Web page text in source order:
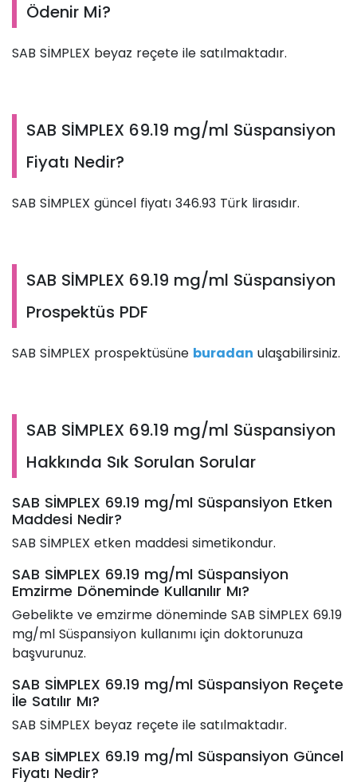
Ödenir Mi?
SAB SİMPLEX beyaz reçete ile satılmaktadır.
SAB SİMPLEX 69.19 mg/ml Süspansiyon
Fiyatı Nedir?
SAB SİMPLEX güncel fiyatı 346.93 Türk lirasıdır.
SAB SİMPLEX 69.19 mg/ml Süspansiyon
Prospektüs PDF
SAB SİMPLEX prospektüsüne buradan ulaşabilirsiniz.
SAB SİMPLEX 69.19 mg/ml Süspansiyon
Hakkında Sık Sorulan Sorular
SAB SİMPLEX 69.19 mg/ml Süspansiyon Etken
Maddesi Nedir?
SAB SİMPLEX etken maddesi simetikondur.
SAB SİMPLEX 69.19 mg/ml Süspansiyon
Emzirme Döneminde Kullanılır Mı?
Gebelikte ve emzirme döneminde SAB SİMPLEX 69.19
mg/ml Süspansiyon kullanımı için doktorunuza
başvurunuz.
SAB SİMPLEX 69.19 mg/ml Süspansiyon Reçete
İle Satılır Mı?
SAB SİMPLEX beyaz reçete ile satılmaktadır.
SAB SİMPLEX 69.19 mg/ml Süspansiyon Güncel
Fiyatı Nedir?